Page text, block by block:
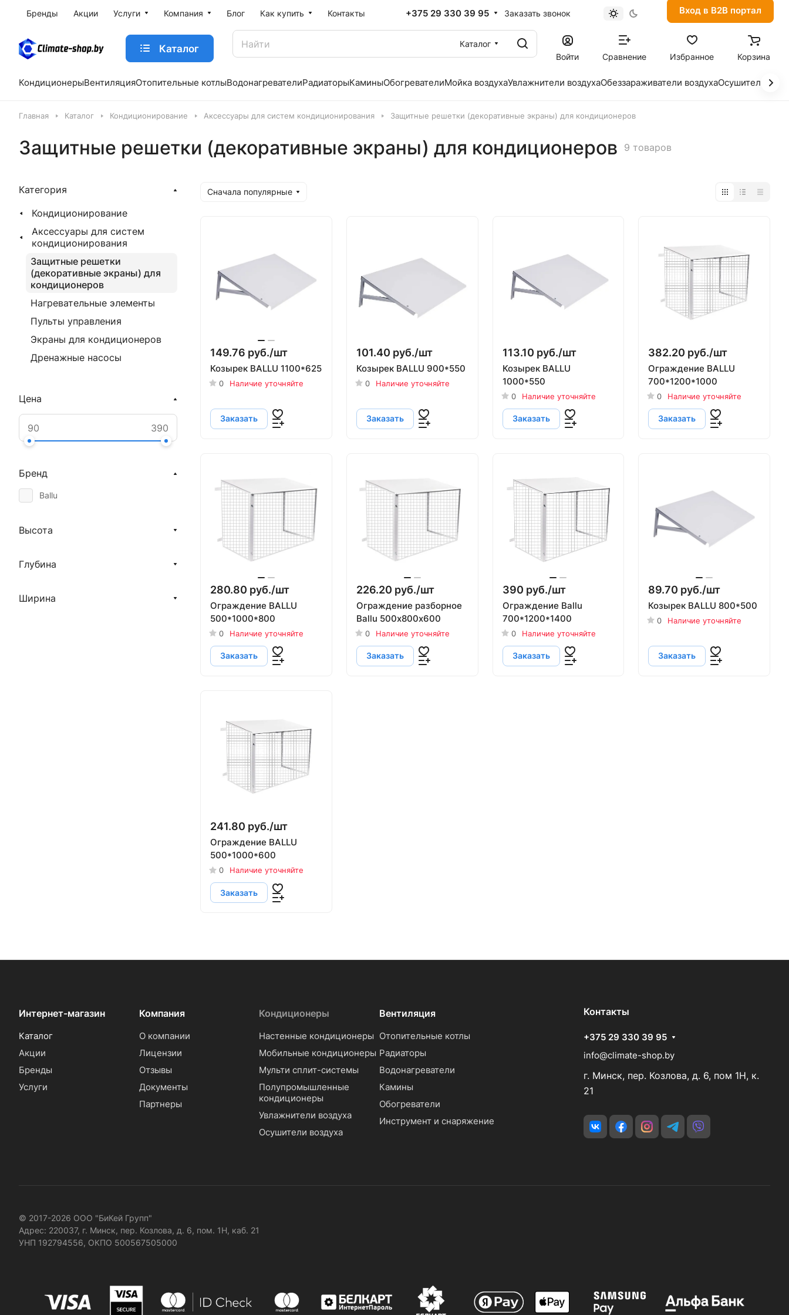
Бренды Акции Услуги Компания Блог Как купить Контакты +375 29 330 39 95 Заказать звонок Вход в B2B портал
Каталог
Каталог
Войти
Сравнение Избранное Корзина
КондиционерыВентиляцияОтопительные котлыВодонагревателиРадиаторыКаминыОбогревателиМойка воздухаУвлажнители воздухаОбеззараживатели воздухаОсушители
Главная Каталог Кондиционирование Аксессуары для систем кондиционирования Защитные решетки (декоративные экраны) для кондиционеров
Защитные решетки (декоративные экраны) для кондиционеров 9 товаров
Сначала популярные
149.76 руб./шт
Козырек BALLU 1100*625
0 Наличие уточняйте
Заказать
101.40 руб./шт
Козырек BALLU 900*550
0 Наличие уточняйте
Заказать
113.10 руб./шт
Козырек BALLU
1000*550
0 Наличие уточняйте
Заказать
382.20 руб./шт
Ограждение BALLU
700*1200*1000
0 Наличие уточняйте
Заказать
280.80 руб./шт
Ограждение BALLU
500*1000*800
0 Наличие уточняйте
Заказать
226.20 руб./шт
Ограждение разборное
Ballu 500х800х600
0 Наличие уточняйте
Заказать
390 руб./шт
Ограждение Ballu
700*1200*1400
0 Наличие уточняйте
Заказать
89.70 руб./шт
Козырек BALLU 800*500
0 Наличие уточняйте
Заказать
241.80 руб./шт
Ограждение BALLU
500*1000*600
0 Наличие уточняйте
Заказать
Категория
Кондиционирование
Аксессуары для систем
кондиционирования
Защитные решетки
(декоративные экраны) для
кондиционеров
Нагревательные элементы
Пульты управления
Экраны для кондиционеров
Дренажные насосы
Цена
Бренд
Ballu
Высота
Глубина
Ширина
Интернет-магазин
Каталог
Акции
Бренды
Услуги
Компания
О компании
Лицензии
Отзывы
Документы
Партнеры
Кондиционеры
Настенные кондиционеры
Мобильные кондиционеры
Мульти сплит-системы
Полупромышленные
кондиционеры
Увлажнители воздуха
Осушители воздуха
Вентиляция
Отопительные котлы
Радиаторы
Водонагреватели
Камины
Обогреватели
Инструмент и снаряжение
Контакты
+375 29 330 39 95
info@climate-shop.by
г. Минск, пер. Козлова, д. 6, пом 1Н, к.
21
© 2017-2026 ООО "БиКей Групп"
Адрес: 220037, г. Минск, пер. Козлова, д. 6, пом. 1Н, каб. 21
УНП 192794556, ОКПО 500567505000